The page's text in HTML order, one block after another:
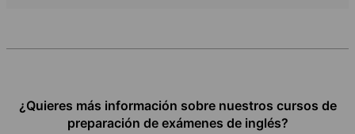
¿Quieres más información sobre nuestros cursos de
preparación de exámenes de inglés?